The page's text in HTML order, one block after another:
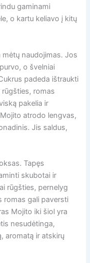
gaminami
o kartu keliavo į kitų
naudojimas. Jos
o švelniai
padeda ištraukti
rūgšties, romas
pakelia ir
atrodo lengvas,
Jis saldus,
Tapęs
skubotai ir
rūgšties, pernelyg
romas gali paversti
Mojito iki šiol yra
nesudėtinga,
aromatą ir atskirų